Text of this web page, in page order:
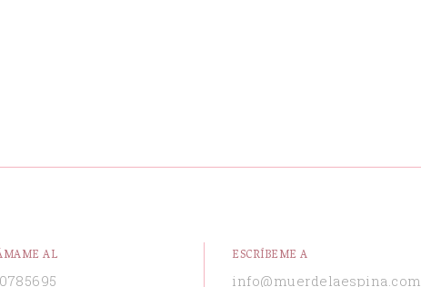
AL ESCRÍBEME A
info@muerdelaespina.com